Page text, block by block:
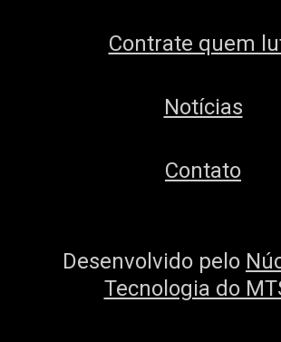
Contrate quem
Notícias
Contato
Desenvolvido pelo
Tecnologia do